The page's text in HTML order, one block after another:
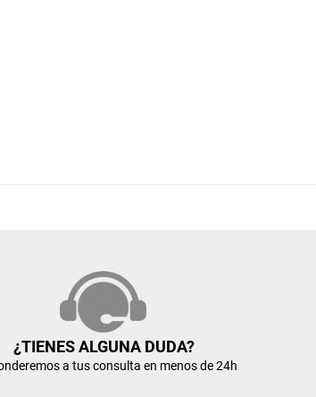
¿TIENES ALGUNA DUDA?
a tus consulta en menos de 24h